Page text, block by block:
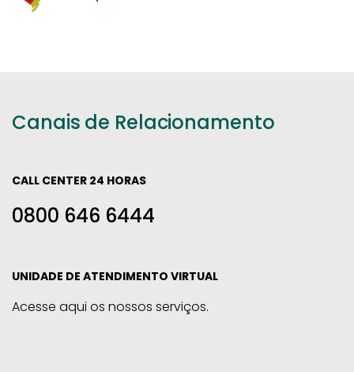
Canais de Relacionamento
CALL CENTER 24 HORAS
0800 646 6444
UNIDADE DE ATENDIMENTO VIRTUAL
Acesse aqui os nossos serviços.